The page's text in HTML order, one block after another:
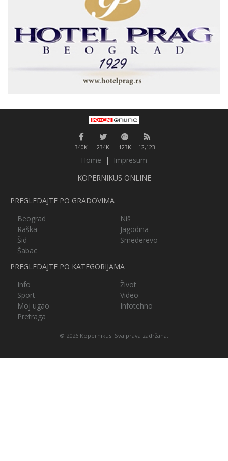
340K 234K 123K 12,123
Home |
Impresum
KOPERNIKUS ONLINE
PREGLEDAJTE PO GRADOVIMA
Beograd
Niš
Raška
Jagodina
Šid
Smederevo
Šabac
PREGLEDAJTE PO KATEGORIJAMA
Info
Život
Sport
Video
Moj ugao
Infotehno
Pretraga
© 2026 Kopernikus. Sva prava zadržana.